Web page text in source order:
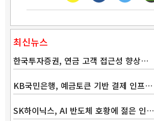
최신뉴스
한국투자증권, 연금 고객 접근성 향상…
KB국민은행, 예금토큰 기반 결제 인프…
SK하이닉스, AI 반도체 호황에 젊은 인…